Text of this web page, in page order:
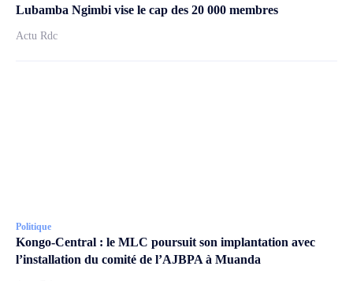
Lubamba Ngimbi vise le cap des 20 000 membres
Actu Rdc
Politique
Kongo-Central : le MLC poursuit son implantation avec
l’installation du comité de l’AJBPA à Muanda